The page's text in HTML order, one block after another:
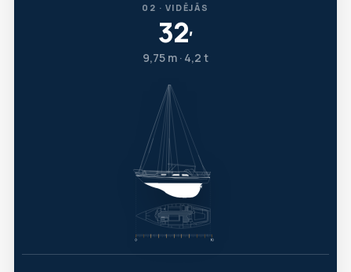
02 · VIDĒJĀS
32′
9,75 m · 4,2 t